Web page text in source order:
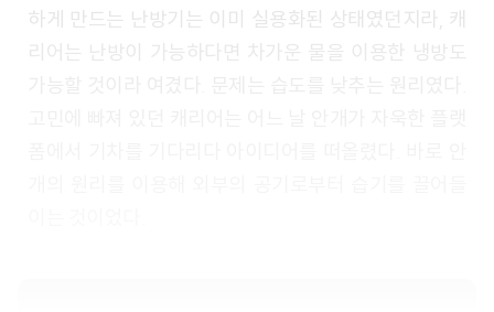
하게 만드는 난방기는 이미 실용화된 상태였던지라, 캐